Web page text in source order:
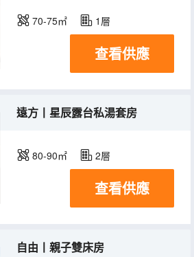
70-75㎡ 1層
查看供應
遠方丨星辰露台私湯套房
80-90㎡ 2層
查看供應
自由丨親子雙床房